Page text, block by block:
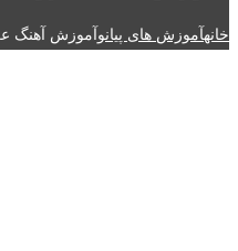
خانهآموزش های پیانوآموزش آهنگ